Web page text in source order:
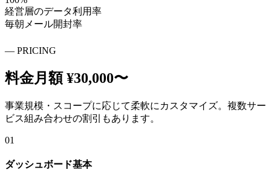
経営層のデータ利用率
毎朝メール開封率
— PRICING
料金月額 ¥30,000〜
事業規模・スコープに応じて柔軟にカスタマイズ。複数サー
ビス組み合わせの割引もあります。
01
ダッシュボード基本